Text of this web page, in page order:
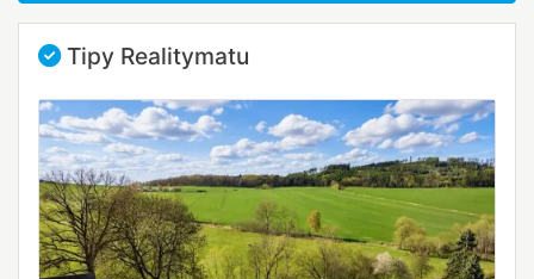
Tipy Realitymatu